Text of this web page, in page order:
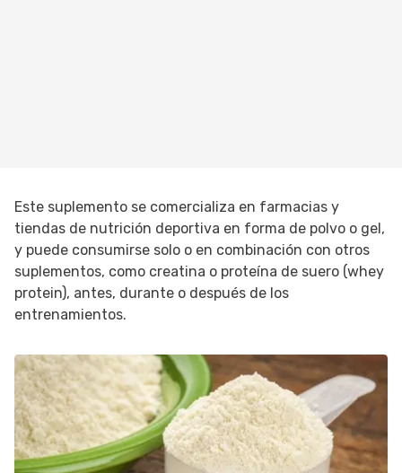
Este suplemento se comercializa en farmacias y
tiendas de nutrición deportiva en forma de polvo o gel,
y puede consumirse solo o en combinación con otros
suplementos, como creatina o proteína de suero (whey
protein), antes, durante o después de los
entrenamientos.